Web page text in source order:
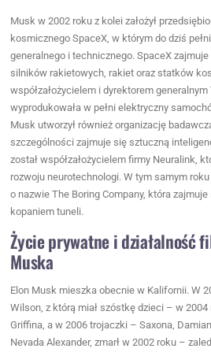
Musk w 2002 roku z kolei założył
kosmicznego SpaceX, w którym do dziś
generalnego i technicznego. SpaceX
silników rakietowych, rakiet oraz statków
współzałożycielem i dyrektorem
wyprodukowała w pełni elektryczny
Musk utworzył również organizację
szczególności zajmuje się sztuczną
został współzałożycielem firmy Neuralink,
rozwoju neurotechnologi. W tym samym roku
o nazwie The Boring Company, która
kopaniem tuneli.
Życie prywatne i działalność
Muska
Elon Musk mieszka obecnie w Kalifornii. W
Wilson, z którą miał szóstkę dzieci – w
Griffina, a w 2006 trojaczki – Saxona,
Nevada Alexander, zmarł w 2002 roku –